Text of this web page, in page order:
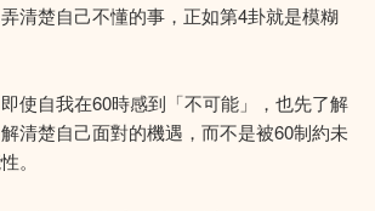
清楚自己不懂的事，正如第4卦就是模糊
使自我在60時感到「不可能」，也先了解
清楚自己面對的機遇，而不是被60制約未
。